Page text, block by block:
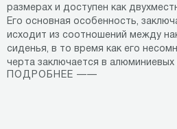
размерах и доступен как
Его основная особенность,
исходит из соотношений между
сиденья, в то время как его
черта заключается в алюминиевых
ПОДРОБНЕЕ ——